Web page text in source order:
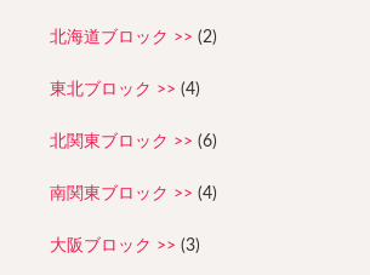
北海道ブロック (2)
東北ブロック (4)
北関東ブロック (6)
南関東ブロック (4)
大阪ブロック (3)